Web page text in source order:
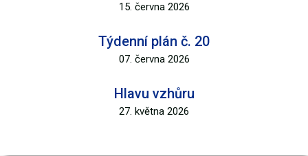
15. června 2026
Týdenní plán č. 20
07. června 2026
Hlavu vzhůru
27. května 2026